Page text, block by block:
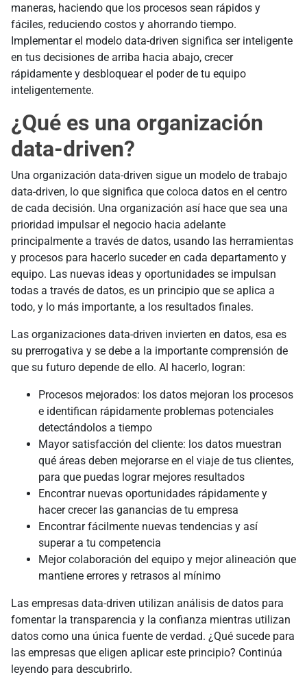
maneras, haciendo que los procesos sean rápidos y
fáciles, reduciendo costos y ahorrando tiempo.
Implementar el modelo data-driven significa ser inteligente
en tus decisiones de arriba hacia abajo, crecer
rápidamente y desbloquear el poder de tu equipo
inteligentemente.
¿Qué es una organización
data-driven?
Una organización data-driven sigue un modelo de trabajo
data-driven, lo que significa que coloca datos en el centro
de cada decisión. Una organización así hace que sea una
prioridad impulsar el negocio hacia adelante
principalmente a través de datos, usando las herramientas
y procesos para hacerlo suceder en cada departamento y
equipo. Las nuevas ideas y oportunidades se impulsan
todas a través de datos, es un principio que se aplica a
todo, y lo más importante, a los resultados finales.
Las organizaciones data-driven invierten en datos, esa es
su prerrogativa y se debe a la importante comprensión de
que su futuro depende de ello. Al hacerlo, logran:
Procesos mejorados: los datos mejoran los procesos
e identifican rápidamente problemas potenciales
detectándolos a tiempo
Mayor satisfacción del cliente: los datos muestran
qué áreas deben mejorarse en el viaje de tus clientes,
para que puedas lograr mejores resultados
Encontrar nuevas oportunidades rápidamente y
hacer crecer las ganancias de tu empresa
Encontrar fácilmente nuevas tendencias y así
superar a tu competencia
Mejor colaboración del equipo y mejor alineación que
mantiene errores y retrasos al mínimo
Las empresas data-driven utilizan análisis de datos para
fomentar la transparencia y la confianza mientras utilizan
datos como una única fuente de verdad. ¿Qué sucede para
las empresas que eligen aplicar este principio? Continúa
leyendo para descubrirlo.